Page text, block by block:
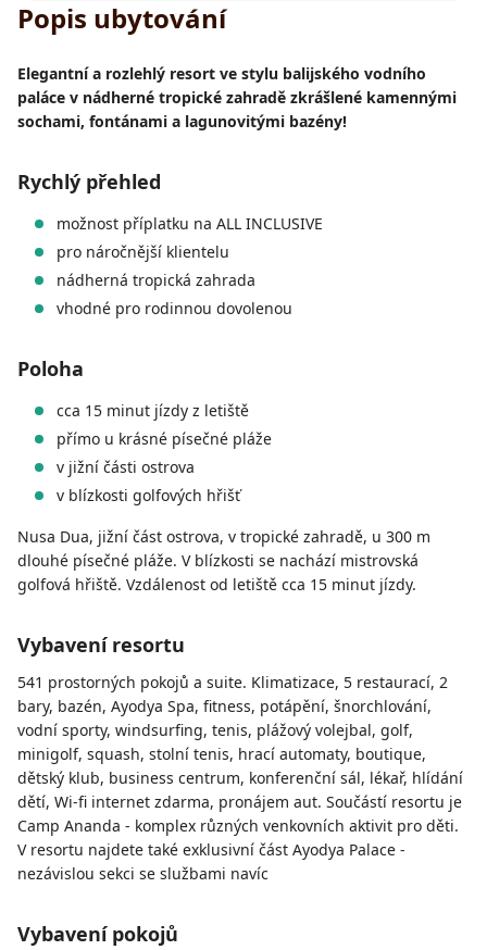
Popis ubytování
Elegantní a rozlehlý resort ve stylu balijského vodního
paláce v nádherné tropické zahradě zkrášlené kamennými
sochami, fontánami a lagunovitými bazény!
Rychlý přehled
možnost příplatku na ALL INCLUSIVE
pro náročnější klientelu
nádherná tropická zahrada
vhodné pro rodinnou dovolenou
Poloha
cca 15 minut jízdy z letiště
přímo u krásné písečné pláže
v jižní části ostrova
v blízkosti golfových hřišť
Nusa Dua, jižní část ostrova, v tropické zahradě, u 300 m
dlouhé písečné pláže. V blízkosti se nachází mistrovská
golfová hřiště. Vzdálenost od letiště cca 15 minut jízdy.
Vybavení resortu
541 prostorných pokojů a suite. Klimatizace, 5 restaurací, 2
bary, bazén, Ayodya Spa, fitness, potápění, šnorchlování,
vodní sporty, windsurfing, tenis, plážový volejbal, golf,
minigolf, squash, stolní tenis, hrací automaty, boutique,
dětský klub, business centrum, konferenční sál, lékař, hlídání
dětí, Wi-fi internet zdarma, pronájem aut. Součástí resortu je
Camp Ananda - komplex různých venkovních aktivit pro děti.
V resortu najdete také exklusivní část Ayodya Palace -
nezávislou sekci se službami navíc
Vybavení pokojů